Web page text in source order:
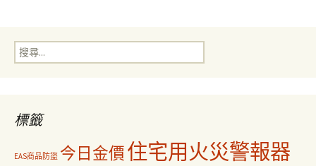
覽
搜
尋
標籤
EAS商品防盜 今日金價住宅用火災警報器